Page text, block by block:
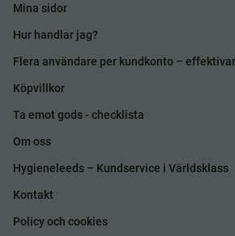
Mina sidor
Hur handlar jag?
Flera användare per kundkonto –
Köpvillkor
Ta emot gods - checklista
Om oss
Hygieneleeds – Kundservice i Världsklass
Kontakt
Policy och cookies